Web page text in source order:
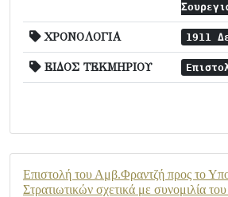
ΧΡΟΝΟΛΟΓΙΑ 1911
ΕΙΔΟΣ ΤΕΚΜΗΡΙΟΥ
Επιστολή του Αμβ.Φραντζή προς το
Στρατιωτικών σχετικά με συνομιλία